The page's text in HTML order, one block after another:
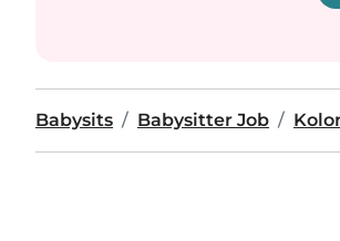
Babysits Babysitter Job